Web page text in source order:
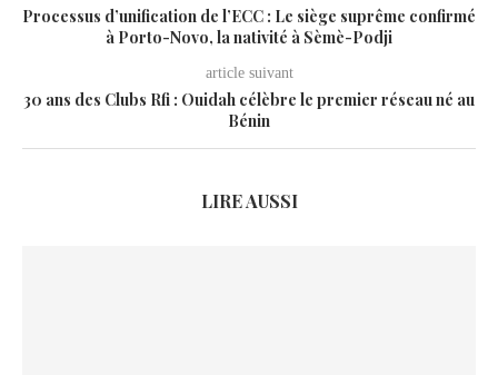
Processus d’unification de l’ECC : Le siège suprême confirmé
à Porto-Novo, la nativité à Sèmè-Podji
article suivant
30 ans des Clubs Rfi : Ouidah célèbre le premier réseau né au
Bénin
LIRE AUSSI